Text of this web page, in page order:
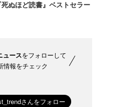
ぬほど読書』ベストセラー
ースをフォローして
情報をチェック